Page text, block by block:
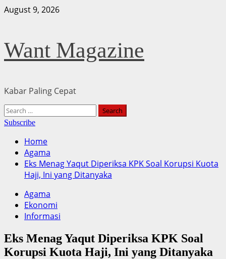
Skip
August 9, 2026
Want Magazine
Kabar Paling Cepat
Primary
Menu
Search
for:
Subscribe
Home
Agama
Eks Menag Yaqut Diperiksa KPK Soal Korupsi Kuota
Haji, Ini yang Ditanyaka
Agama
Ekonomi
Informasi
Eks Menag Yaqut Diperiksa KPK Soal
Korupsi Kuota Haji, Ini yang Ditanyaka